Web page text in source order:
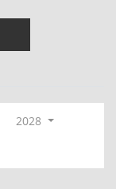
2028